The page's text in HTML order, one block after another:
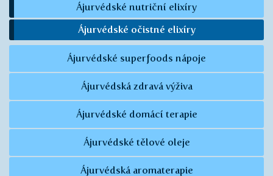
Ájurvédské nutriční elixíry
Ájurvédské očistné elixíry
Ájurvédské superfoods nápoje
Ájurvédská zdravá výživa
Ájurvédské domácí terapie
Ájurvédské tělové oleje
Ájurvédská aromaterapie